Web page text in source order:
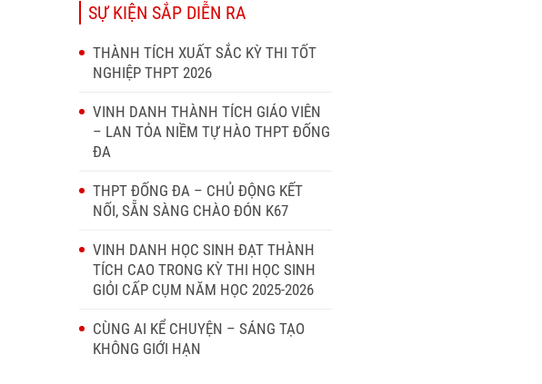
SỰ KIỆN SẮP DIỄN RA
THÀNH TÍCH XUẤT SẮC KỲ THI TỐT
NGHIỆP THPT 2026
VINH DANH THÀNH TÍCH GIÁO VIÊN
– LAN TỎA NIỀM TỰ HÀO THPT ĐỐNG
ĐA
THPT ĐỐNG ĐA – CHỦ ĐỘNG KẾT
NỐI, SẴN SÀNG CHÀO ĐÓN K67
VINH DANH HỌC SINH ĐẠT THÀNH
TÍCH CAO TRONG KỲ THI HỌC SINH
GIỎI CẤP CỤM NĂM HỌC 2025-2026
CÙNG AI KỂ CHUYỆN – SÁNG TẠO
KHÔNG GIỚI HẠN